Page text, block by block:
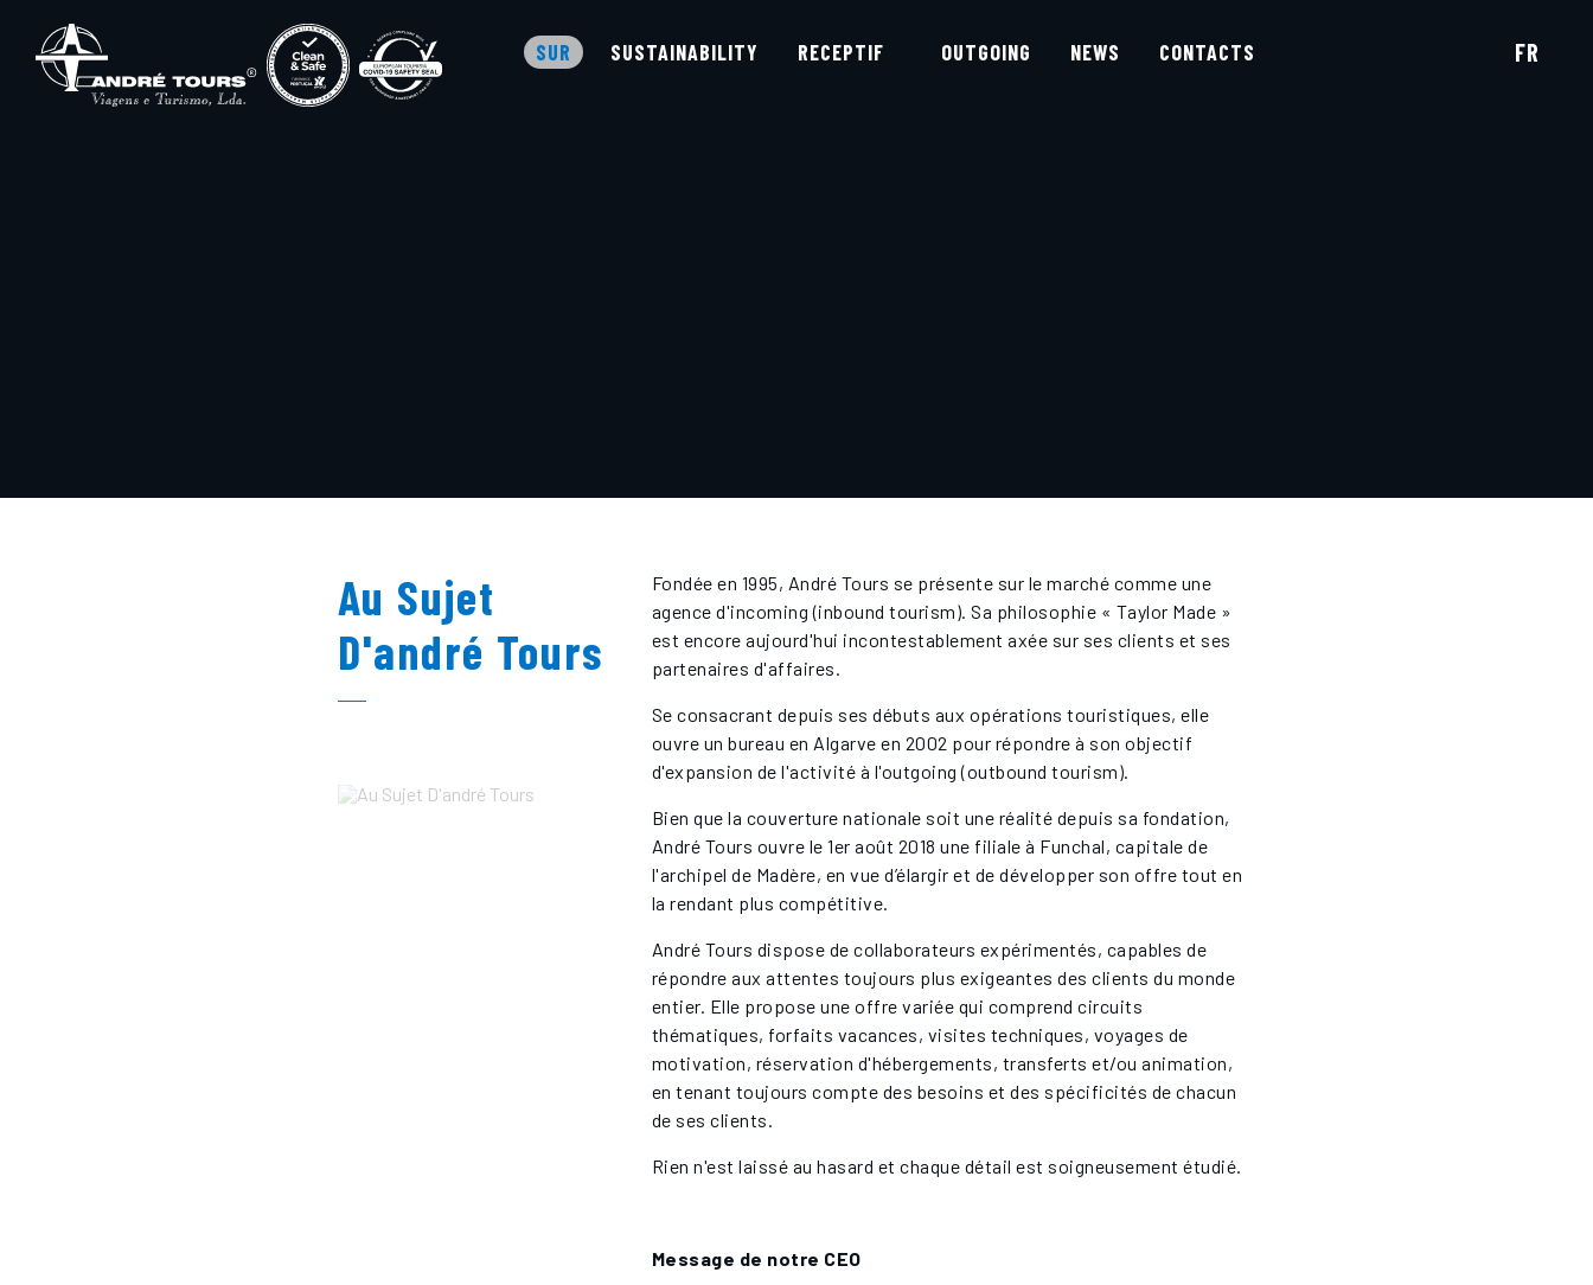
SUR SUSTAINABILITY
RECEPTIF
OUTGOING NEWS CONTACTS
FR
Au Sujet
D'andré Tours
Fondée en 1995, André Tours se présente sur le marché comme une
agence d'incoming (inbound tourism). Sa philosophie « Taylor Made »
est encore aujourd'hui incontestablement axée sur ses clients et ses
partenaires d'affaires.
Se consacrant depuis ses débuts aux opérations touristiques, elle
ouvre un bureau en Algarve en 2002 pour répondre à son objectif
d'expansion de l'activité à l'outgoing (outbound tourism).
Bien que la couverture nationale soit une réalité depuis sa fondation,
André Tours ouvre le 1er août 2018 une filiale à Funchal, capitale de
l'archipel de Madère, en vue d’élargir et de développer son offre tout en
la rendant plus compétitive.
André Tours dispose de collaborateurs expérimentés, capables de
répondre aux attentes toujours plus exigeantes des clients du monde
entier. Elle propose une offre variée qui comprend circuits
thématiques, forfaits vacances, visites techniques, voyages de
motivation, réservation d'hébergements, transferts et/ou animation,
en tenant toujours compte des besoins et des spécificités de chacun
de ses clients.
Rien n'est laissé au hasard et chaque détail est soigneusement étudié.
Message de notre CEO